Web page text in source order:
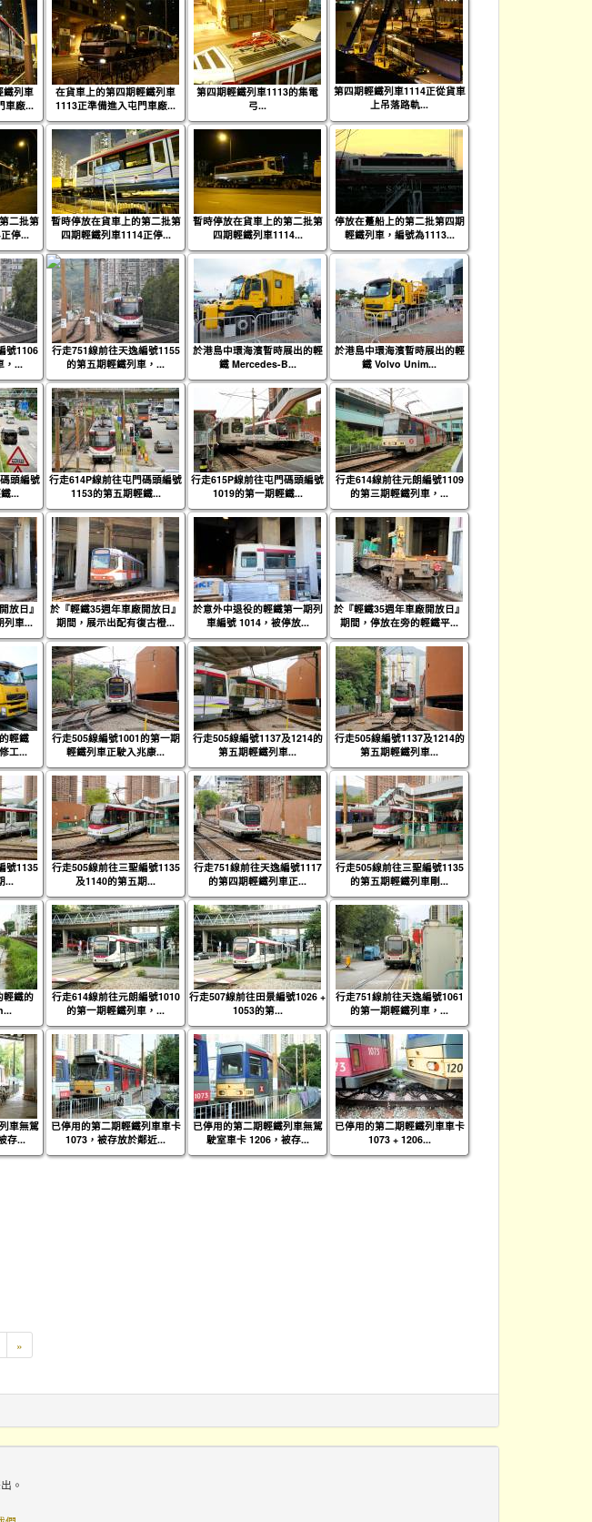
鐵列車
車廠...
在貨車上的第四期輕鐵列車
1113正準備進入屯門車廠...
第四期輕鐵列車1113的集電
弓...
第四期輕鐵列車1114正從貨車
上吊落路軌...
二批第
停...
暫時停放在貨車上的第二批第
四期輕鐵列車1114正停...
暫時停放在貨車上的第二批第
四期輕鐵列車1114...
停放在躉船上的第二批第四期
輕鐵列車，編號為1113...
號1106
，...
行走751線前往天逸編號1155
的第五期輕鐵列車，...
於港島中環海濱暫時展出的輕
鐵 Mercedes-B...
於港島中環海濱暫時展出的輕
鐵 Volvo Unim...
頭編號
...
行走614P線前往屯門碼頭編號
1153的第五期輕鐵...
行走615P線前往屯門碼頭編號
1019的第一期輕鐵...
行走614線前往元朗編號1109
的第三期輕鐵列車，...
放日』
列車...
於『輕鐵35週年車廠開放日』
期間，展示出配有復古橙...
於意外中退役的輕鐵第一期列
車編號 1014，被停放...
於『輕鐵35週年車廠開放日』
期間，停放在旁的輕鐵平...
輕鐵
工...
行走505線編號1001的第一期
輕鐵列車正駛入兆康...
行走505線編號1137及1214的
第五期輕鐵列車...
行走505線編號1137及1214的
第五期輕鐵列車...
號1135
...
行走505線前往三聖編號1135
及1140的第五期...
行走751線前往天逸編號1117
的第四期輕鐵列車正...
行走505線前往三聖編號1135
的第五期輕鐵列車剛...
輕鐵的
行走614線前往元朗編號1010
的第一期輕鐵列車，...
行走507線前往田景編號1026 +
1053的第...
行走751線前往天逸編號1061
的第一期輕鐵列車，...
車無駕
存...
已停用的第二期輕鐵列車車卡
1073，被存放於鄰近...
已停用的第二期輕鐵列車無駕
駛室車卡 1206，被存...
已停用的第二期輕鐵列車車卡
1073 + 1206...
»
。